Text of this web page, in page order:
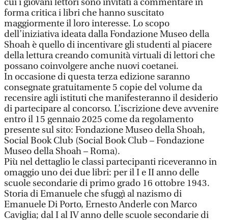
cui i giovani lettori sono invitati a commentare in
forma critica i libri che hanno suscitato
maggiormente il loro interesse. Lo scopo
dell’iniziativa ideata dalla Fondazione Museo della
Shoah è quello di incentivare gli studenti al piacere
della lettura creando comunità virtuali di lettori che
possano coinvolgere anche nuovi coetanei.
In occasione di questa terza edizione saranno
consegnate gratuitamente 5 copie del volume da
recensire agli istituti che manifesteranno il desiderio
di partecipare al concorso. L’iscrizione deve avvenire
entro il 15 gennaio 2025 come da regolamento
presente sul sito: Fondazione Museo della Shoah,
Social Book Club (Social Book Club – Fondazione
Museo della Shoah – Roma).
Più nel dettaglio le classi partecipanti riceveranno in
omaggio uno dei due libri: per il I e II anno delle
scuole secondarie di primo grado 16 ottobre 1943.
Storia di Emanuele che sfuggì al nazismo di
Emanuele Di Porto, Ernesto Anderle con Marco
Caviglia; dal I al IV anno delle scuole secondarie di